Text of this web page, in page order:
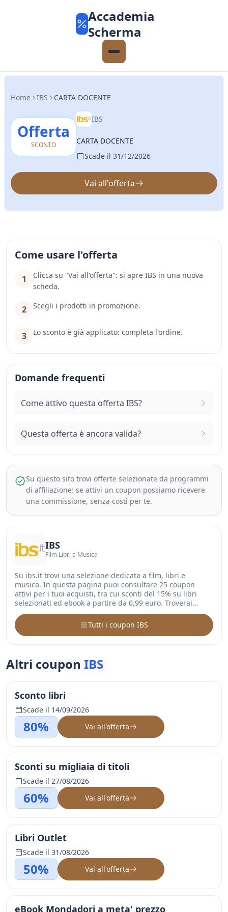
Accademia
Scherma
Home IBS CARTA DOCENTE
Offerta
SCONTO
IBS
CARTA DOCENTE
Scade il 31/12/2026
Vai all'offerta
Come usare l'offerta
1
Clicca su "Vai all'offerta": si apre IBS in una nuova
scheda.
2 Scegli i prodotti in promozione.
3 Lo sconto è già applicato: completa l'ordine.
Domande frequenti
Come attivo questa offerta IBS?
Questa offerta è ancora valida?
Su questo sito trovi offerte selezionate da programmi
di affiliazione: se attivi un coupon possiamo ricevere
una commissione, senza costi per te.
IBS
Film Libri e Musica
Su ibs.it trovi una selezione dedicata a film, libri e
musica. In questa pagina puoi consultare 25 coupon
attivi per i tuoi acquisti, tra cui sconti del 15% su libri
selezionati ed ebook a partire da 0,99 euro. Troverai…
Tutti i coupon IBS
Altri coupon IBS
Sconto libri
Scade il 14/09/2026
80% Vai all'offerta
Sconti su migliaia di titoli
Scade il 27/08/2026
60% Vai all'offerta
Libri Outlet
Scade il 31/08/2026
50% Vai all'offerta
eBook Mondadori a meta' prezzo